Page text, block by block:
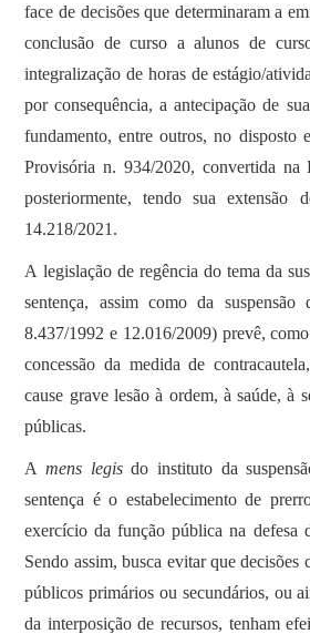
face de decisões que determinaram a
conclusão de curso a alunos de
integralização de horas de estágio/
por consequência, a antecipação de
fundamento, entre outros, no disposto
Provisória n. 934/2020, convertida
posteriormente, tendo sua
14.218/2021.
A legislação de regência do tema da
sentença, assim como da suspensão
8.437/1992 e 12.016/2009) prevê,
concessão da medida de
cause grave lesão à ordem, à saúde, à
públicas.
Amens legisdo instituto da
sentença é o estabelecimento de
exercício da função pública na defesa
Sendo assim, busca evitar que decisões
públicos primários ou secundários, ou
da interposição de recursos, tenham